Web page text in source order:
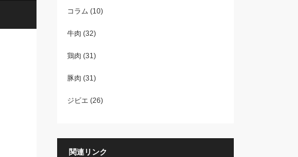
コラム (10)
牛肉 (32)
鶏肉 (31)
豚肉 (31)
ジビエ (26)
関連リンク